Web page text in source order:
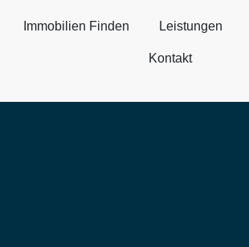
Immobilien Finden Leistungen
Kontakt